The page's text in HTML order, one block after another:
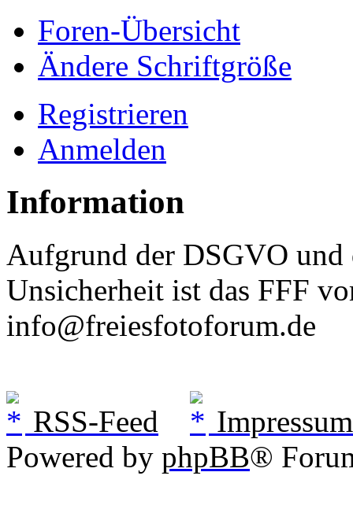
Foren-Übersicht
Ändere Schriftgröße
Registrieren
Anmelden
Information
Aufgrund der DSGVO und
Unsicherheit ist das FFF
info@freiesfotoforum.de
RSS-Feed
Impressum
Powered by phpBB®